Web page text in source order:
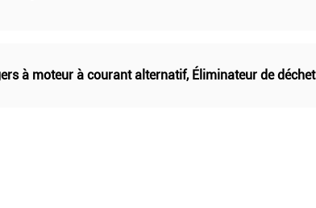
à moteur à courant alternatif, Éliminateur de